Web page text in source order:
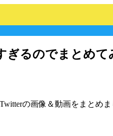
ぎるのでまとめて
の画像＆動画をまとめま